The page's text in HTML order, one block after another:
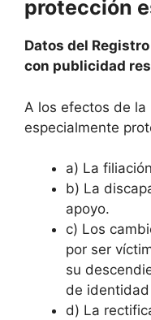
protección
Datos del
con publicidad
A los efectos de la
especialmente
a) La
b) La
apoyo.
c) Los
por ser
su
de
d) La